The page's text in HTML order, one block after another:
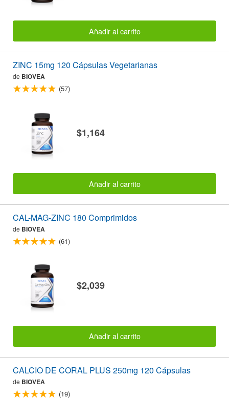
Añadir al carrito
ZINC 15mg 120 Cápsulas Vegetarianas
de BIOVEA
(57)
$1,164
Añadir al carrito
CAL-MAG-ZINC 180 Comprimidos
de BIOVEA
(61)
$2,039
Añadir al carrito
CALCIO DE CORAL PLUS 250mg 120 Cápsulas
de BIOVEA
(19)